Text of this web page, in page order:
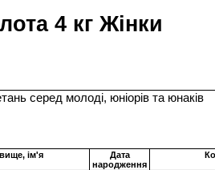
4 кг Жінки
серед молоді, юніорів та юнаків
ім'я
Дата
народження